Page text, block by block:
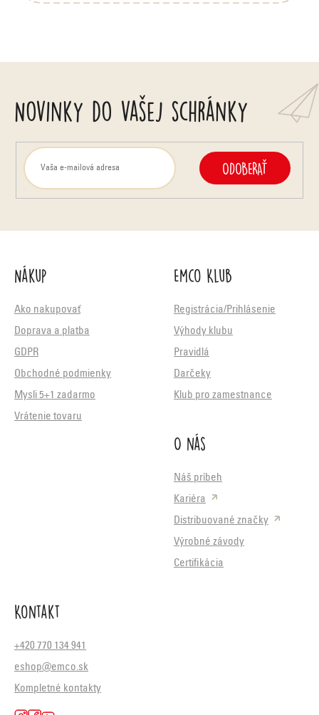
Novinky do vašej schránky
ODOBERAŤ
Nákup
Ako nakupovať
Doprava a platba
GDPR
Obchodné podmienky
Mysli 5+1 zadarmo
Vrátenie tovaru
Emco Klub
Registrácia/Prihlásenie
Výhody klubu
Pravidlá
Darčeky
Klub pro zamestnance
O nás
Náš príbeh
Kariéra
Distribuované značky
Výrobné závody
Certifikácia
Kontakt
+420 770 134 941
eshop@emco.sk
Kompletné kontakty